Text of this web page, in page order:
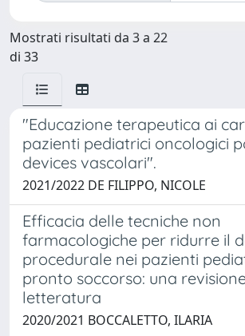
Mostrati risultati da 3 a 22
di 33
"Educazione terapeutica ai
pazienti pediatrici oncologici
devices vascolari".
2021/2022 DE FILIPPO, NICOLE
Efficacia delle tecniche non
farmacologiche per ridurre il
procedurale nei pazienti
pronto soccorso: una
letteratura
2020/2021 BOCCALETTO, ILARIA